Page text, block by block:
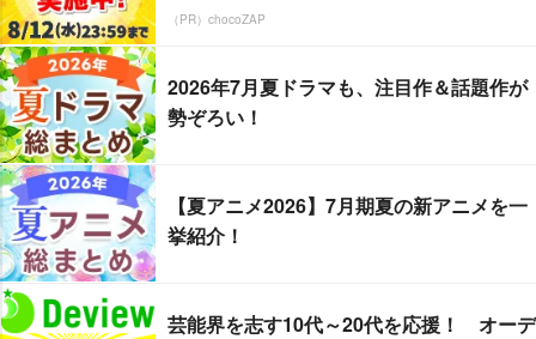
（PR）chocoZAP
2026年7月夏ドラマも、注目作＆話題作が
勢ぞろい！
【夏アニメ2026】7月期夏の新アニメを一
挙紹介！
芸能界を志す10代～20代を応援！ オーデ